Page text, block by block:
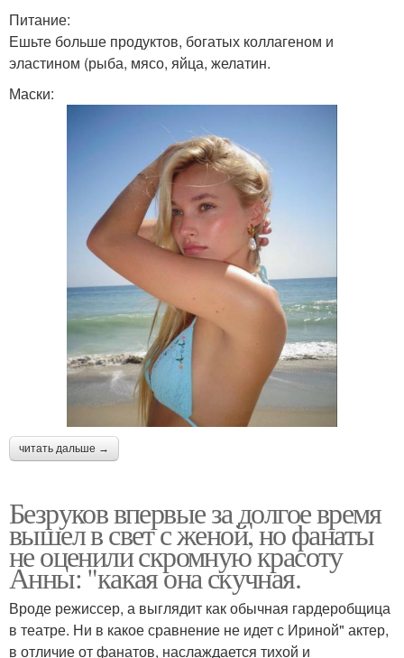
Питание:
Ешьте больше продуктов, богатых коллагеном и
эластином (рыба, мясо, яйца, желатин.
Маски:
читать дальше →
Безруков впервые за долгое время
вышел в свет с женой, но фанаты
не оценили скромную красоту
Анны: "какая она скучная.
Вроде режиссер, а выглядит как обычная гардеробщица
в театре. Ни в какое сравнение не идет с Ириной" актер,
в отличие от фанатов, наслаждается тихой и